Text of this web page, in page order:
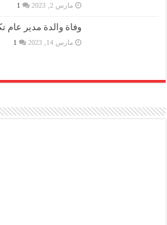
مارس 2, 2023 1
وفاة والدة مدير عام
مارس 14, 2023 1